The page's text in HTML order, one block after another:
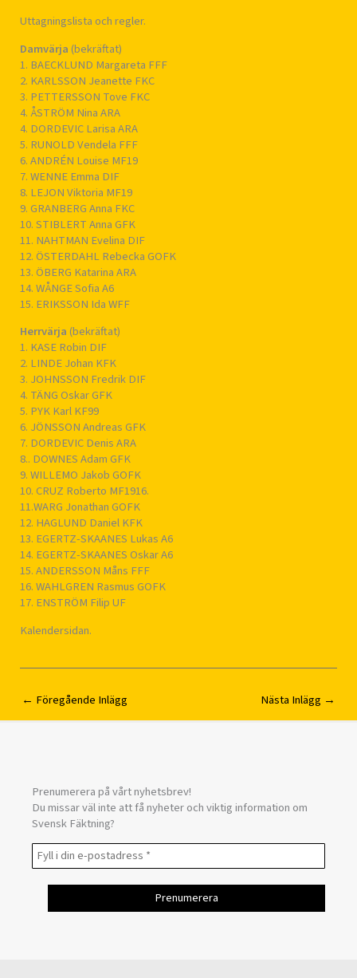
Uttagningslista och regler.
Damvärja (bekräftat)
1. BAECKLUND Margareta FFF
2. KARLSSON Jeanette FKC
3. PETTERSSON Tove FKC
4. ÅSTRÖM Nina ARA
4. DORDEVIC Larisa ARA
5. RUNOLD Vendela FFF
6. ANDRÉN Louise MF19
7. WENNE Emma DIF
8. LEJON Viktoria MF19
9. GRANBERG Anna FKC
10. STIBLERT Anna GFK
11. NAHTMAN Evelina DIF
12. ÖSTERDAHL Rebecka GOFK
13. ÖBERG Katarina ARA
14. WÅNGE Sofia A6
15. ERIKSSON Ida WFF
Herrvärja (bekräftat)
1. KASE Robin DIF
2. LINDE Johan KFK
3. JOHNSSON Fredrik DIF
4. TÄNG Oskar GFK
5. PYK Karl KF99
6. JÖNSSON Andreas GFK
7. DORDEVIC Denis ARA
8.. DOWNES Adam GFK
9. WILLEMO Jakob GOFK
10. CRUZ Roberto MF1916.
11.WARG Jonathan GOFK
12. HAGLUND Daniel KFK
13. EGERTZ-SKAANES Lukas A6
14. EGERTZ-SKAANES Oskar A6
15. ANDERSSON Måns FFF
16. WAHLGREN Rasmus GOFK
17. ENSTRÖM Filip UF
Kalendersidan.
← Föregående Inlägg Nästa Inlägg →
Prenumerera på vårt nyhetsbrev!
Du missar väl inte att få nyheter och viktig information om
Svensk Fäktning?